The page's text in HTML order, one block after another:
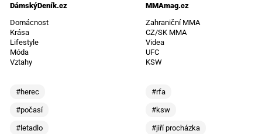
DámskýDeník.cz
Domácnost
Krása
Lifestyle
Móda
Vztahy
#herec
#počasí
#letadlo
MMAmag.cz
Zahraniční MMA
CZ/SK MMA
Videa
UFC
KSW
#rfa
#ksw
#jiří procházka